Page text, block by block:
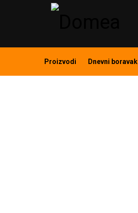
Proizvodi Dnevni boravak